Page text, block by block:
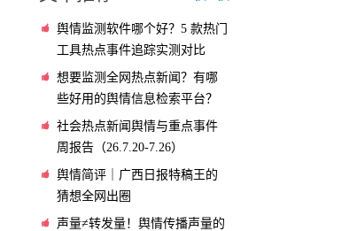
舆情监测软件哪个好？5 款热门
工具热点事件追踪实测对比
想要监测全网热点新闻？有哪
些好用的舆情信息检索平台？
社会热点新闻舆情与重点事件
周报告（26.7.20-7.26）
舆情简评｜广西日报特稿王的
猜想全网出圈
声量≠转发量！舆情传播声量的